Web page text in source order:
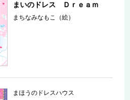
まいのドレス Ｄｒｅａｍ
まちなみなもこ（絵）
まほうのドレスハウス